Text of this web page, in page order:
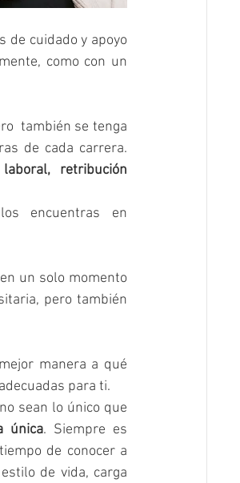
de cuidado y apoyo
como con un
también se tenga
de cada carrera.
retribución
un solo momento
pero también
manera a qué
para ti.
sean lo único que
única. Siempre es
de conocer a
de vida, carga